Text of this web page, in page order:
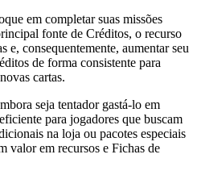
em completar suas missões
fonte de Créditos, o recurso
e, consequentemente, aumentar seu
de forma consistente para
cartas.
seja tentador gastá-lo em
para jogadores que buscam
na loja ou pacotes especiais
valor em recursos e Fichas de